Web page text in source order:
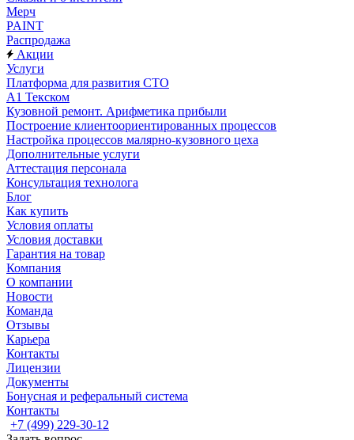
Мерч
PAINT
Распродажа
Акции
Услуги
Платформа для развития СТО
А1 Текском
Кузовной ремонт. Арифметика прибыли
Построение клиентоориентированных процессов
Настройка процессов малярно-кузовного цеха
Дополнительные услуги
Аттестация персонала
Консультация технолога
Блог
Как купить
Условия оплаты
Условия доставки
Гарантия на товар
Компания
О компании
Новости
Команда
Отзывы
Карьера
Контакты
Лицензии
Документы
Бонусная и реферальный система
Контакты
+7 (499) 229-30-12